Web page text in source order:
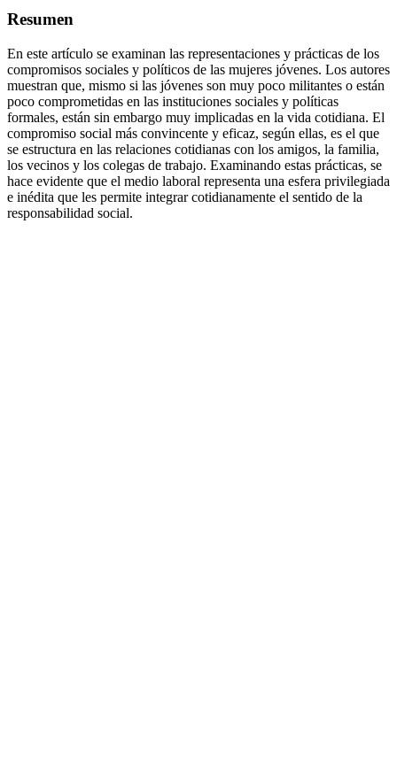
Resumen
En este artículo se examinan las representaciones y prácticas de los
compromisos sociales y políticos de las mujeres jóvenes. Los autores
muestran que, mismo si las jóvenes son muy poco militantes o están
poco comprometidas en las instituciones sociales y políticas
formales, están sin embargo muy implicadas en la vida cotidiana. El
compromiso social más convincente y eficaz, según ellas, es el que
se estructura en las relaciones cotidianas con los amigos, la familia,
los vecinos y los colegas de trabajo. Examinando estas prácticas, se
hace evidente que el medio laboral representa una esfera privilegiada
e inédita que les permite integrar cotidianamente el sentido de la
responsabilidad social.